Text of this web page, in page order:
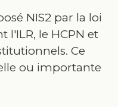
NIS2 par la loi
l'ILR, le HCPN et
Ce
ou importante